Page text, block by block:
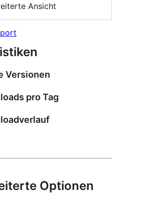
Ansicht
Versionen
pro Tag
Optionen